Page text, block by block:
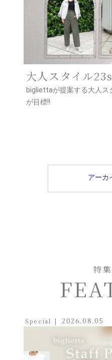
大人スタイル
bigliettaが提案する大人
が目標!!
アーカ
特
Special 2026.08.05